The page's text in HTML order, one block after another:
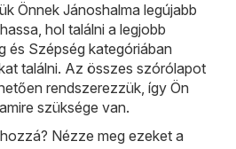
Önnek Jánoshalma legújabb
hol találni a legjobb
és Szépség kategóriában
találni. Az összes szórólapot
rendszerezzük, így Ön
szüksége van.
Nézze meg ezeket a